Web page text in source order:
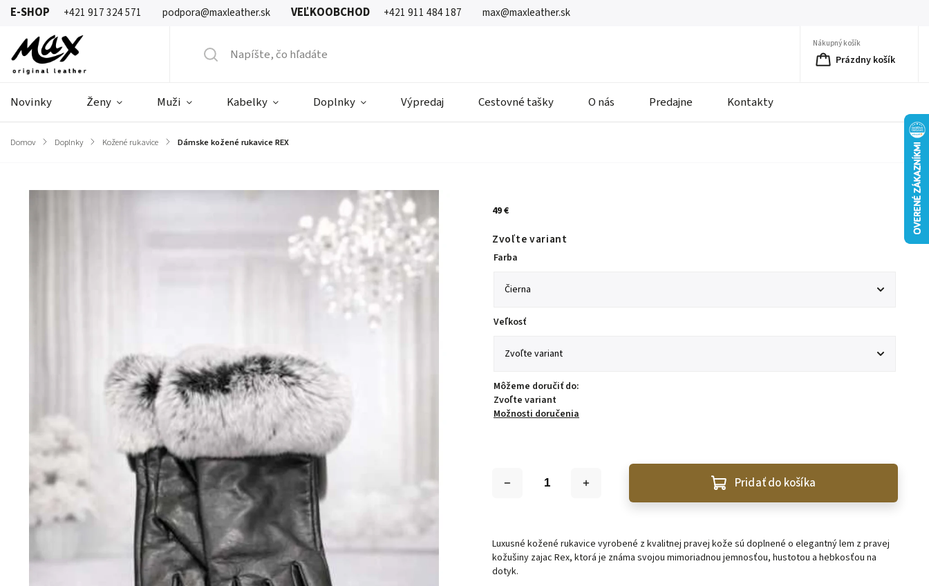
E-SHOP +421 917 324 571 podpora@maxleather.sk VEĽKOOBCHOD +421 911 484 187 max@maxleather.sk
Nákupný košík
Prázdny košík
Novinky Ženy Muži Kabelky Doplnky Výpredaj Cestovné tašky O nás Predajne Kontakty
Domov / Doplnky / Kožené rukavice / Dámske kožené rukavice REX
49 €
Zvoľte variant
Farba
Veľkosť
Môžeme doručiť do:
Zvoľte variant
Možnosti doručenia
Pridať do košíka
Luxusné kožené rukavice vyrobené z kvalitnej pravej kože sú doplnené o elegantný lem z pravej
kožušiny zajac Rex, ktorá je známa svojou mimoriadnou jemnosťou, hustotou a hebkosťou na
dotyk.